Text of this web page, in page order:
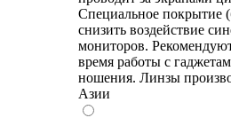
Специальное покрытие
снизить воздействие
мониторов.
время работы с
ношения. Линзы
Азии